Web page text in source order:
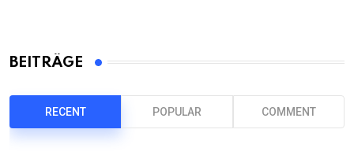
BEITRÄGE
RECENT POPULAR COMMENT